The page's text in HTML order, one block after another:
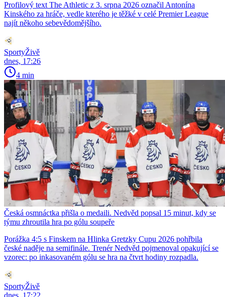
Profilový text The Athletic z 3. srpna 2026 označil Antonína
Kinského za hráče, vedle kterého je těžké v celé Premier League
najít někoho sebevědomějšího.
SportyŽivě
dnes, 17:26
4 min
Česká osmnáctka přišla o medaili. Nedvěd popsal 15 minut, kdy se
týmu zhroutila hra po gólu soupeře
Porážka 4:5 s Finskem na Hlinka Gretzky Cupu 2026 pohřbila
české naděje na semifinále. Trenér Nedvěd pojmenoval opakující se
vzorec: po inkasovaném gólu se hra na čtvrt hodiny rozpadla.
SportyŽivě
dnes, 17:22